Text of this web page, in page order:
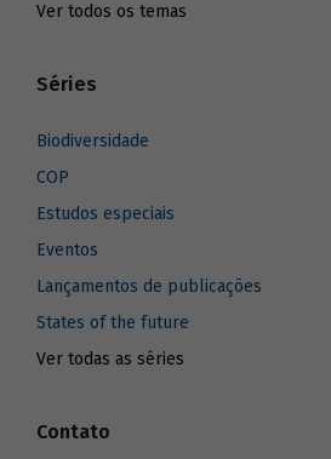
Ver todos os temas
Séries
Biodiversidade
COP
Estudos especiais
Eventos
Lançamentos de publicações
States of the future
Ver todas as séries
Contato